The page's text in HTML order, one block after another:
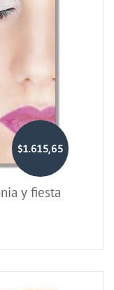
$1.615,65
y fiesta